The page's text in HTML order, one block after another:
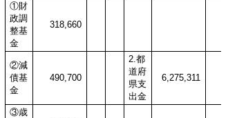
①財
政調
整基
金
318,660
②減
債基
金
490,700
2.都
道府
県支
出金
6,275,311
③歳